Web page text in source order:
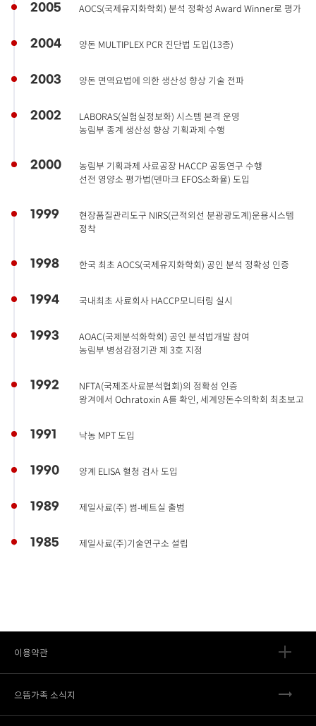
2005 AOCS(국제유지화학회) 분석 정확성 Award Winner로 평가
2004 양돈 MULTIPLEX PCR 진단법 도입(13종)
2003 양돈 면역요법에 의한 생산성 향상 기술 전파
2002
LABORAS(실험실정보화) 시스템 본격 운영
농림부 종계 생산성 향상 기획과제 수행
2000
농림부 기획과제 사료공장 HACCP 공동연구 수행
선전 영양소 평가법(덴마크 EFOS소화율) 도입
1999
현장품질관리도구 NIRS(근적외선 분광광도계)운용시스템
정착
1998 한국 최초 AOCS(국제유지화학회) 공인 분석 정확성 인증
1994 국내최초 사료회사 HACCP모니터링 실시
1993
AOAC(국제분석화학회) 공인 분석법개발 참여
농림부 병성감정기관 제 3호 지정
1992
NFTA(국제조사료분석협회)의 정확성 인증
왕겨에서 Ochratoxin A를 확인, 세계양돈수의학회 최초보고
1991 낙농 MPT 도입
1990 양계 ELISA 혈청 검사 도입
1989 제일사료(주) 썸-베트실 출범
1985 제일사료(주)기술연구소 설립
이용약관
으뜸가족 소식지